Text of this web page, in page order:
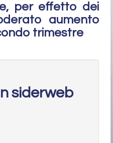
per effetto dei
aumento
trimestre
siderweb